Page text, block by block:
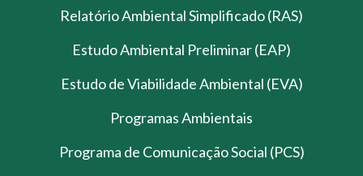
Relatório Ambiental Simplificado (RAS)
Estudo Ambiental Preliminar (EAP)
Estudo de Viabilidade Ambiental (EVA)
Programas Ambientais
Programa de Comunicação Social (PCS)